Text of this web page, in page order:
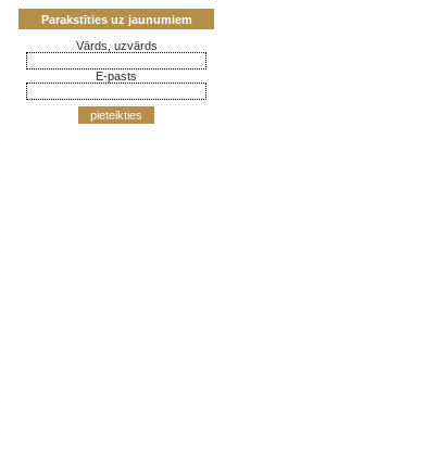
Parakstīties uz jaunumiem
Vārds, uzvārds
E-pasts
pieteikties